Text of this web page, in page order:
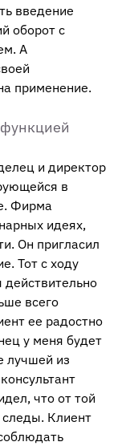
введение
оборот с
А
применение.
и директор
в
Фирма
идеях,
Он пригласил
Тот с ходу
действительно
всего
ее радостно
у меня будет
лучшей из
что от той
следы. Клиент